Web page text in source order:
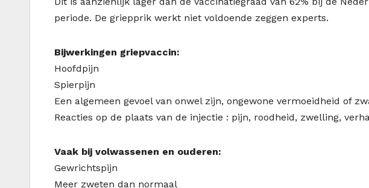
periode. De griepprik werkt niet voldoende zeggen experts.
Bijwerkingen griepvaccin:
Hoofdpijn
Spierpijn
Een algemeen gevoel van onwel zijn, ongewone vermoeidheid of
Reacties op de plaats van de injectie : pijn, roodheid, zwelling,
Vaak bij volwassenen en ouderen:
Gewrichtspijn
Meer zweten dan normaal